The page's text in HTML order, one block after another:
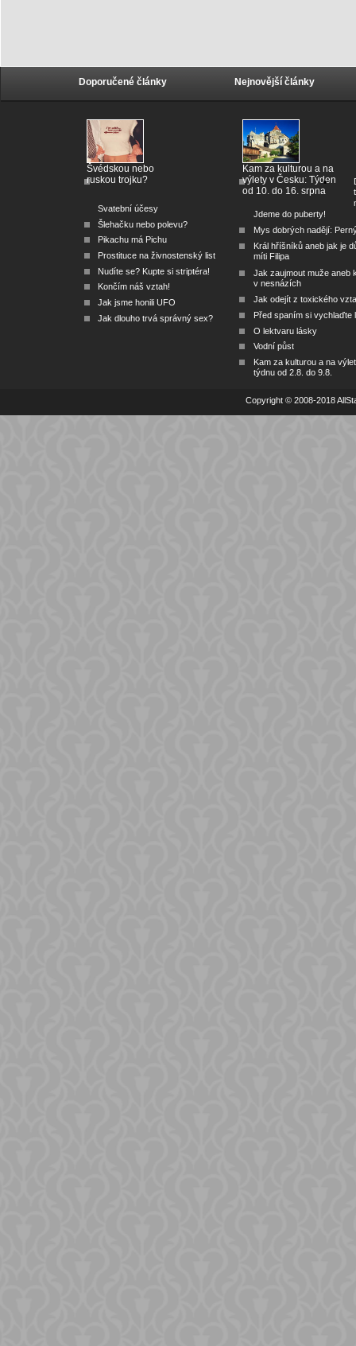
Doporučené články
Švédskou nebo
ruskou trojku?
Svatební účesy
Šlehačku nebo polevu?
Pikachu má Pichu
Prostituce na živnostenský list
Nudíte se? Kupte si striptéra!
Končím náš vztah!
Jak jsme honili UFO
Jak dlouho trvá správný sex?
Nejnovější články
Kam za kulturou a na
výlety v Česku: Týden
od 10. do 16. srpna
Jdeme do puberty!
Mys dobrých nadějí:
Král hříšníků aneb jak je
míti Filipa
Jak zaujmout muže aneb
v nesnázích
Jak odejít z toxického
Před spaním si vychlaďte
O lektvaru lásky
Vodní půst
Kam za kulturou a na
týdnu od 2.8. do 9.8.
Copyright © 2008-2018